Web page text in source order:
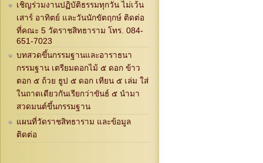
เชิญร่วมงานปฏิบัติธรรมทุกวัน ไม่เว้น
เสาร์ อาทิตย์ และวันนักขัตฤกษ์ ติดต่อ
ที่คณะ 5 วัดราชสิทธาราม โทร. 084-
651-7023
บทสวดขึ้นกรรมฐานและอาราธนา
กรรมฐาน เตรียมดอกไม้ ๕ ดอก ข้าว
ตอก ๕ ถ้วย ธูป ๕ ดอก เทียน ๕ เล่ม ใส่
ในถาดเดียวกันเรียกว่าขันธ์ ๕ นำมา
สวดมนต์ขึ้นกรรมฐาน
แผนที่วัดราชสิทธาราม และข้อมูล
ติดต่อ